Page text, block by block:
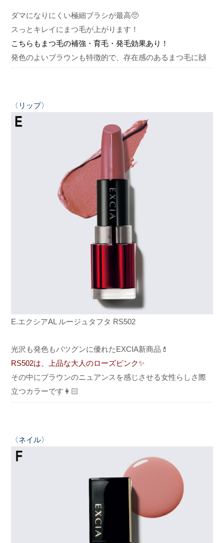
ダマになりにくい極細ブラシが最高🥺
スっとキレイにまつ毛が上がります！
こちらもまつ毛の補強・育毛・発毛効果あり！
発色のよいブラウンも特徴的で、存在感のあるまつ毛に🙌
〈リップ〉
E.エクシアAL ルージュタフタ RS502
光沢も発色もバツグンに優れたEXCIA新商品💄
RS502は、上品な大人のローズピンク✨
その中にブラウンのニュアンスを感じさせる女性らしさ際
立つカラーです👩🏻
〈ネイル〉